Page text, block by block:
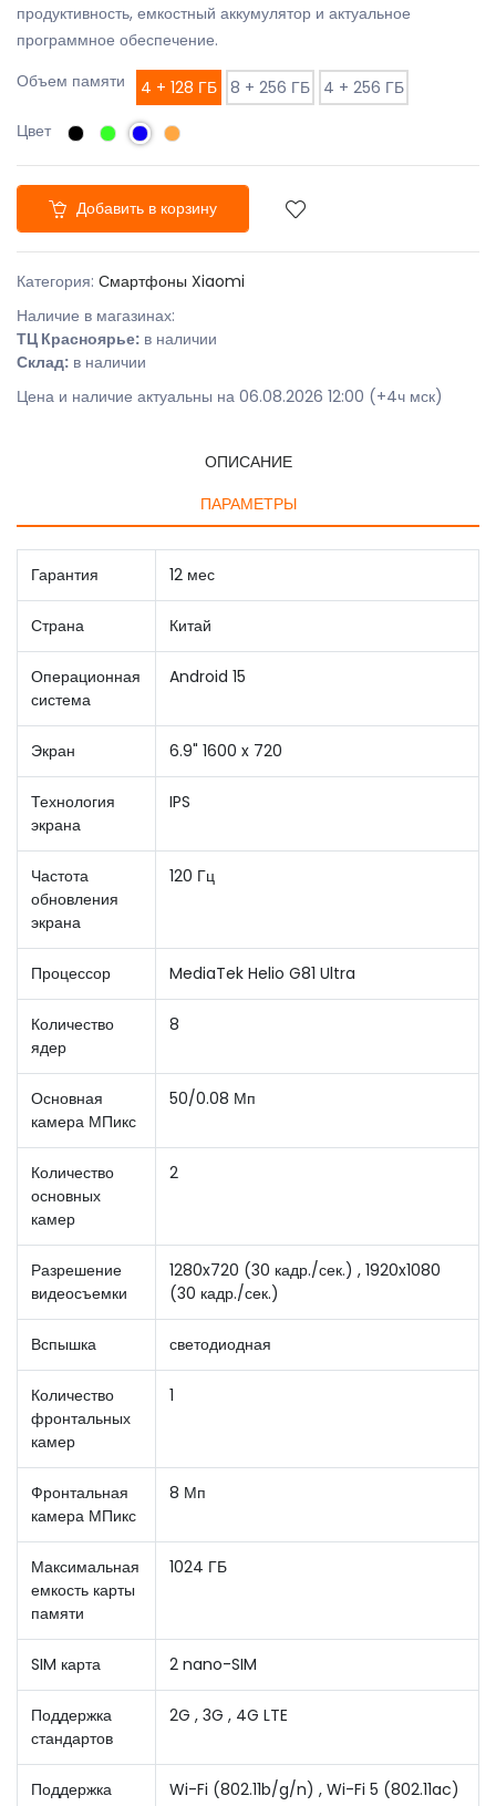
продуктивность, емкостный аккумулятор и актуальное
программное обеспечение.
Объем памяти
4 + 128 ГБ 8 + 256 ГБ
4 + 256 ГБ
Цвет
Добавить в корзину
Категория: Смартфоны Xiaomi
Наличие в магазинах:
ТЦ Красноярье: в наличии
Склад: в наличии
Цена и наличие актуальны на 06.08.2026 12:00 (+4ч мск)
ОПИСАНИЕ
ПАРАМЕТРЫ
Гарантия 12 мес
Страна Китай
Операционная
система
Android 15
Экран 6.9" 1600 x 720
Технология
экрана
IPS
Частота
обновления
экрана
120 Гц
Процессор MediaTek Helio G81 Ultra
Количество
ядер
8
Основная
камера МПикс
50/0.08 Мп
Количество
основных
камер
2
Разрешение
видеосъемки
1280x720 (30 кадр./сек.) , 1920x1080
(30 кадр./сек.)
Вспышка светодиодная
Количество
фронтальных
камер
1
Фронтальная
камера МПикс
8 Мп
Максимальная
емкость карты
памяти
1024 ГБ
SIM карта 2 nano-SIM
Поддержка
стандартов
2G , 3G , 4G LTE
Поддержка
Wi-Fi (802.11b/g/n) , Wi-Fi 5 (802.11ac)